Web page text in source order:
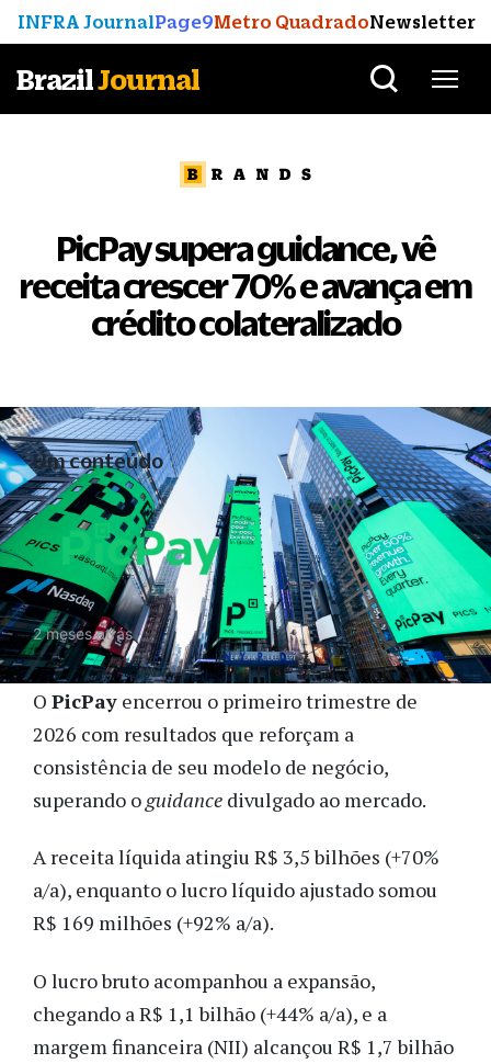
INFRA JournalPage9Metro QuadradoNewsletter
BrazilJournal
PicPay supera guidance, vê
receita crescer 70% e avança em
crédito colateralizado
Um conteúdo
2 meses atrás
O PicPay encerrou o primeiro trimestre de
2026 com resultados que reforçam a
consistência de seu modelo de negócio,
superando o guidance divulgado ao mercado.
A receita líquida atingiu R$ 3,5 bilhões (+70%
a/a), enquanto o lucro líquido ajustado somou
R$ 169 milhões (+92% a/a).
O lucro bruto acompanhou a expansão,
chegando a R$ 1,1 bilhão (+44% a/a), e a
margem financeira (NII) alcançou R$ 1,7 bilhão